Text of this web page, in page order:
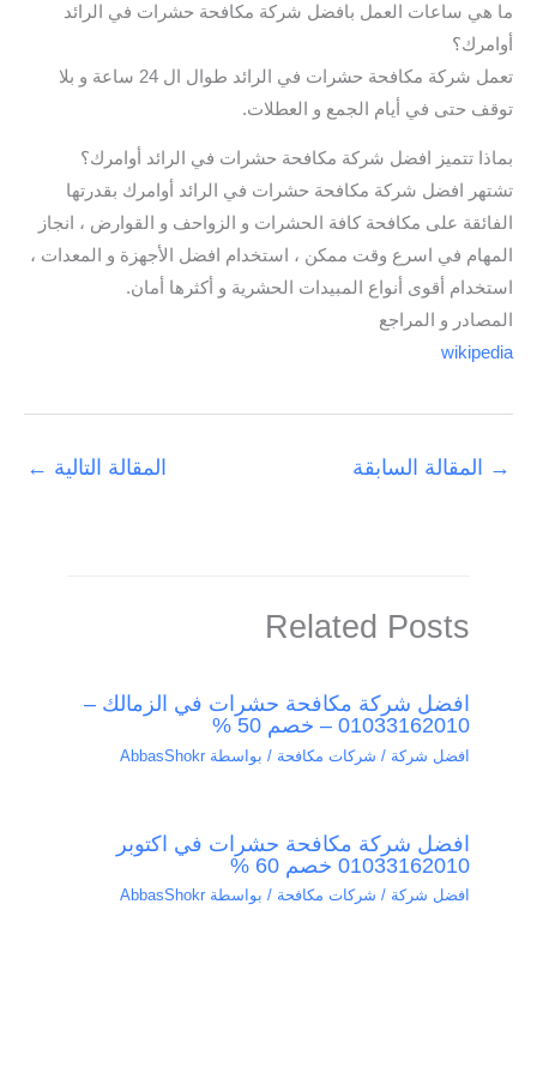
ما هي ساعات العمل بافضل شركة مكافحة حشرات في الرائد
أوامرك؟
تعمل شركة مكافحة حشرات في الرائد طوال ال 24 ساعة و بلا
توقف حتى في أيام الجمع و العطلات.
بماذا تتميز افضل شركة مكافحة حشرات في الرائد أوامرك؟
تشتهر افضل شركة مكافحة حشرات في الرائد أوامرك بقدرتها
الفائقة على مكافحة كافة الحشرات و الزواحف و القوارض ، انجاز
المهام في اسرع وقت ممكن ، استخدام افضل الأجهزة و المعدات ،
استخدام أقوى أنواع المبيدات الحشرية و أكثرها أمان.
المصادر و المراجع
wikipedia
→ المقالة السابقة المقالة التالية ←
Related Posts
افضل شركة مكافحة حشرات في الزمالك –
01033162010 – خصم 50 %
افضل شركة / شركات مكافحة / بواسطة AbbasShokr
افضل شركة مكافحة حشرات في اكتوبر
01033162010 خصم 60 %
افضل شركة / شركات مكافحة / بواسطة AbbasShokr